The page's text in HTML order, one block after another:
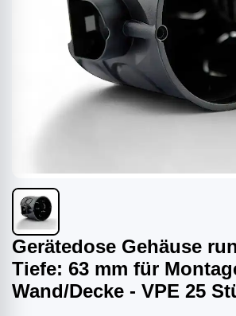
Gerätedose Gehäuse
Tiefe: 63 mm für
Wand/Decke - VPE 25